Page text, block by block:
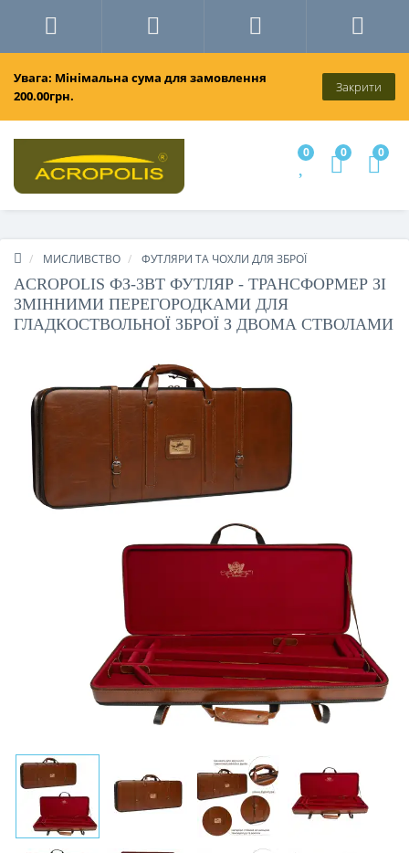
Увага: Мінімальна сума для замовлення
200.00грн.
Закрити
0 0 0
МИСЛИВСТВО ФУТЛЯРИ ТА ЧОХЛИ ДЛЯ ЗБРОЇ
ACROPOLIS ФЗ-3ВТ ФУТЛЯР - ТРАНСФОРМЕР ЗІ
ЗМІННИМИ ПЕРЕГОРОДКАМИ ДЛЯ
ГЛАДКОСТВОЛЬНОЇ ЗБРОЇ З ДВОМА СТВОЛАМИ